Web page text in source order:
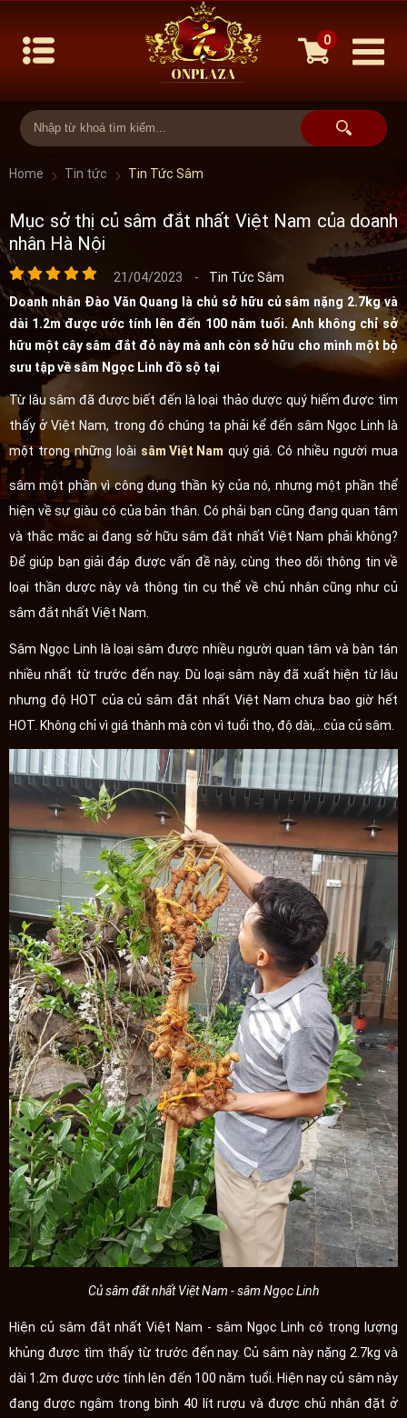
0
Home Tin tức Tin Tức Sâm
Mục sở thị củ sâm đắt nhất Việt Nam của doanh
nhân Hà Nội
21/04/2023 -
Tin Tức Sâm
Doanh nhân Đào Văn Quang là chủ sở hữu củ sâm nặng 2.7kg và
dài 1.2m được ước tính lên đến 100 năm tuổi. Anh không chỉ sở
hữu một cây sâm đắt đỏ này mà anh còn sở hữu cho mình một bộ
sưu tập về sâm Ngọc Linh đồ sộ tại
Từ lâu sâm đã được biết đến là loại thảo dược quý hiếm được tìm
thấy ở Việt Nam, trong đó chúng ta phải kể đến sâm Ngọc Linh là
một trong những loài sâm Việt Nam quý giá. Có nhiều người mua
sâm một phần vì công dụng thần kỳ của nó, nhưng một phần thể
hiện về sự giàu có của bản thân. Có phải bạn cũng đang quan tâm
và thắc mắc ai đang sở hữu sâm đắt nhất Việt Nam phải không?
Để giúp bạn giải đáp được vấn đề này, cùng theo dõi thông tin về
loại thần dược này và thông tin cụ thể về chủ nhân cũng như củ
sâm đắt nhất Việt Nam.
Sâm Ngọc Linh là loại sâm được nhiều người quan tâm và bàn tán
nhiều nhất từ trước đến nay. Dù loại sâm này đã xuất hiện từ lâu
nhưng độ HOT của củ sâm đắt nhất Việt Nam chưa bao giờ hết
HOT. Không chỉ vì giá thành mà còn vì tuổi thọ, độ dài,...của củ sâm.
Củ sâm đắt nhất Việt Nam - sâm Ngọc Linh
Hiện củ sâm đắt nhất Việt Nam - sâm Ngọc Linh có trọng lượng
khủng được tìm thấy từ trước đến nay. Củ sâm này nặng 2.7kg và
dài 1.2m được ước tính lên đến 100 năm tuổi. Hiện nay củ sâm này
đang được ngâm trong bình 40 lít rượu và được chủ nhân đặt ở